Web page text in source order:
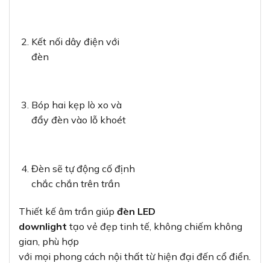
Kết nối dây điện với
đèn
Bóp hai kẹp lò xo và
đẩy đèn vào lỗ khoét
Đèn sẽ tự động cố định
chắc chắn trên trần
Thiết kế âm trần giúp đèn LED
downlight tạo vẻ đẹp tinh tế, không chiếm không
gian, phù hợp
với mọi phong cách nội thất từ hiện đại đến cổ điển.